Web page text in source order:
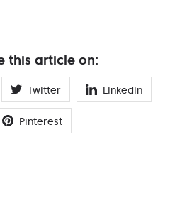
this article on:
Twitter Linkedin
Pinterest